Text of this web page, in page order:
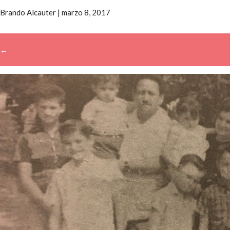
Brando Alcauter | marzo 8, 2017
←